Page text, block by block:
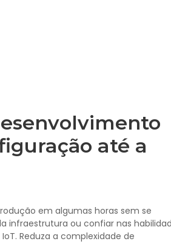
até a
em algumas horas sem se
infraestrutura ou confiar nas
Reduza a complexidade de